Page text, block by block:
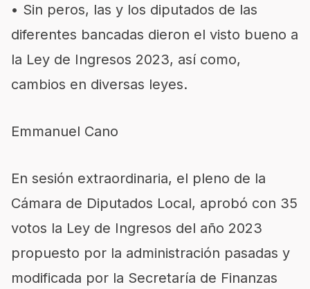
• Sin peros, las y los diputados de las
diferentes bancadas dieron el visto bueno a
la Ley de Ingresos 2023, así como,
cambios en diversas leyes.
Emmanuel Cano
En sesión extraordinaria, el pleno de la
Cámara de Diputados Local, aprobó con 35
votos la Ley de Ingresos del año 2023
propuesto por la administración pasadas y
modificada por la Secretaría de Finanzas